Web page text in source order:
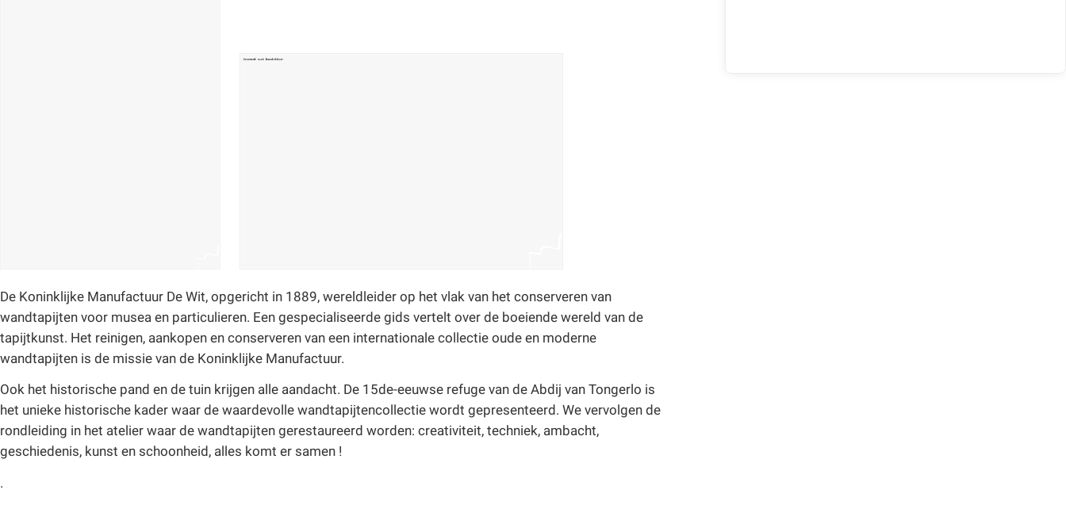
De Koninklijke Manufactuur De Wit, opgericht in 1889, wereldleider op het vlak van het conserveren van
wandtapijten voor musea en particulieren. Een gespecialiseerde gids vertelt over de boeiende wereld van de
tapijtkunst. Het reinigen, aankopen en conserveren van een internationale collectie oude en moderne
wandtapijten is de missie van de Koninklijke Manufactuur.
Ook het historische pand en de tuin krijgen alle aandacht. De 15de-eeuwse refuge van de Abdij van Tongerlo is
het unieke historische kader waar de waardevolle wandtapijtencollectie wordt gepresenteerd. We vervolgen de
rondleiding in het atelier waar de wandtapijten gerestaureerd worden: creativiteit, techniek, ambacht,
geschiedenis, kunst en schoonheid, alles komt er samen !
.